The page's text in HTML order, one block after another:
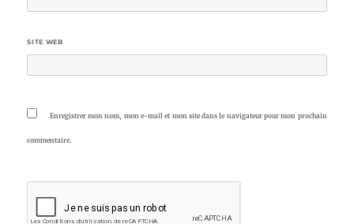
SITE WEB
Enregistrer mon nom, mon e-mail et mon site dans le navigateur pour mon prochain
commentaire.